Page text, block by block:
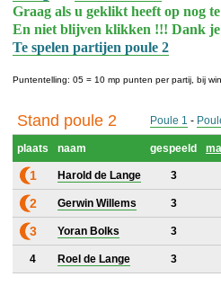
Graag als u geklikt heeft op nog
En niet blijven klikken !!! Dank
Te spelen partijen poule 2
Puntentelling: 05 = 10 mp punten per partij, bij
Stand poule 2 Poule 1 -
plaats naam gespeeld
1 Harold de Lange 3
2 Gerwin Willems 3
3 Yoran Bolks 3
4 Roel de Lange 3